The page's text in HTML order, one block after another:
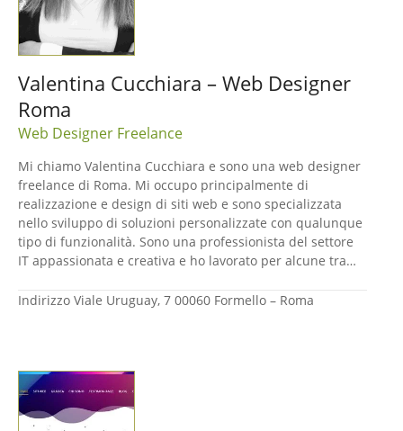
Valentina Cucchiara – Web Designer
Roma
Web Designer Freelance
Mi chiamo Valentina Cucchiara e sono una web designer
freelance di Roma. Mi occupo principalmente di
realizzazione e design di siti web e sono specializzata
nello sviluppo di soluzioni personalizzate con qualunque
tipo di funzionalità. Sono una professionista del settore
IT appassionata e creativa e ho lavorato per alcune tra…
Indirizzo Viale Uruguay, 7 00060 Formello – Roma